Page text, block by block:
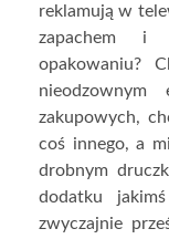
reklamują w
zapachem i
opakowaniu?
nieodzownym
zakupowych,
coś innego, a
drobnym
dodatku
zwyczajnie